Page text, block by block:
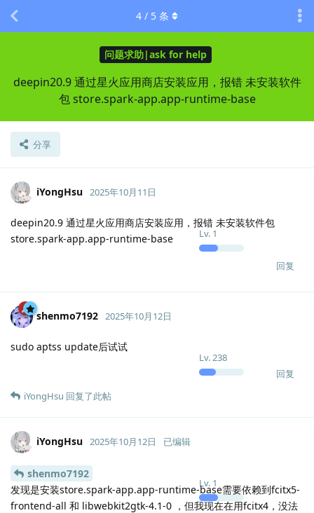
问题求助|ask for help
deepin20.9 通过星火应用商店安装应用，报错 未安装软件
包 store.spark-app.app-runtime-base
分享
4 / 5 条
iYongHsu
Lv. 1
2025年10月11日
deepin20.9 通过星火应用商店安装应用，报错 未安装软件包
store.spark-app.app-runtime-base
回复
shenmo7192
Lv.238
2025年10月12日
sudo aptss update后试试
回复
iYongHsu 回复了此帖
iYongHsu
Lv. 1
2025年10月12日 已编辑
shenmo7192
发现是安装store.spark-app.app-runtime-base需要依赖到fcitx5-
frontend-all 和 libwebkit2gtk-4.1-0 ，但我现在在用fcitx4，没法